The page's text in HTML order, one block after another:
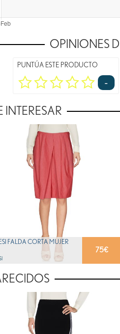
OPINIONES
PUNTÚA ESTE PRODUCTO
-
INTERESAR
75€
FALDA CORTA MUJER